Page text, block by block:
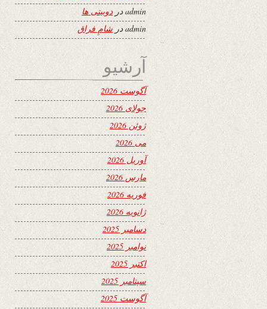
adminدردوبیتی ها
admin در شامِ فراق
آرشیو
آگوست 2026
جولای 2026
ژوئن 2026
می 2026
آوریل 2026
مارس 2026
فوریه 2026
ژانویه 2026
دسامبر 2025
نوامبر 2025
اکتبر 2025
سپتامبر 2025
آگوست 2025